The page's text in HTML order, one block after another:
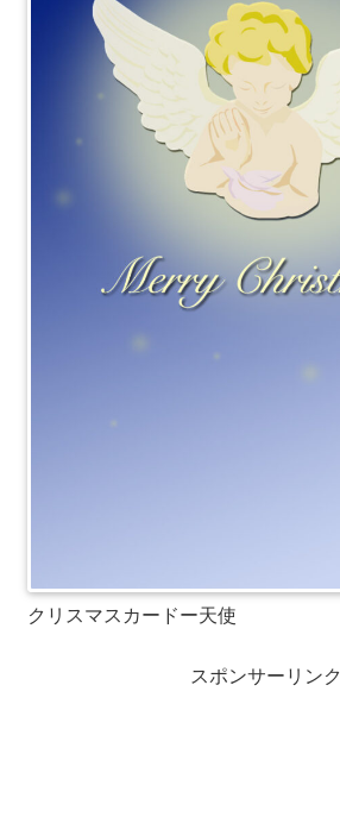
クリスマスカードー天使
スポンサーリンク